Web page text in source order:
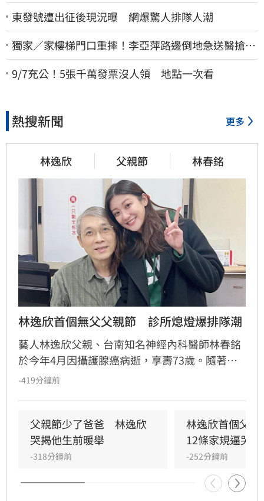
東發號遭出征後現況曝 網爆驚人排隊人潮
獨家／家樓梯門口重摔！李亞萍路邊倒地急送醫搶
命 「最新傷況」曝
9/7充公！5張千萬發票沒人領 地點一次看
熱搜新聞 更多
林逸欣 父親節 林春銘
林逸欣首個無父父親節　診所熄燈爆排隊潮
藝人林逸欣父親、台南知名神經內科醫師林春銘
於今年4月因攝護腺癌病逝，享壽73歲。隨著診
所正式熄燈拆下招牌，卻仍有大批民眾頂著高溫
情，感性表示看到父親留下的心血持續被大眾珍
惜，讓她備感溫暖與感動。這不僅是林逸欣失去
父親後第一個難熬的父親節，更見證了林春銘醫
師當年深耕地方、深受街坊鄰居愛戴的醫者精
神。林宜君
-419分鐘前
父親節少了爸爸　林逸欣
哭揭他生前暖舉
-318分鐘前
林逸欣首個父
12條家規逼哭網
-252分鐘前